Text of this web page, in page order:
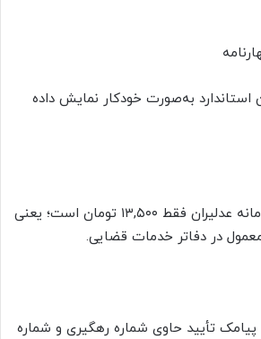
استاندارد به‌صورت خودکار نمایش داده
ارسال اظهارنامه در سامانه عدلیران فقط ۱۳,۵۰۰ تومان است؛ یعنی
پیامک تأیید حاوی شماره رهگیری و شماره